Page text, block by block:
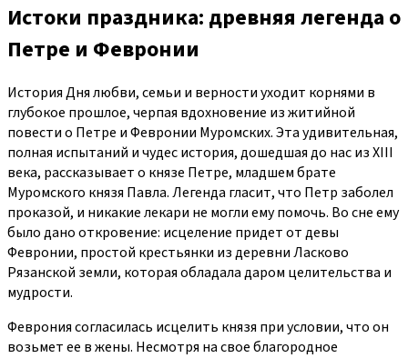
Истоки праздника: древняя легенда о
Петре и Февронии
История Дня любви, семьи и верности уходит корнями в
глубокое прошлое, черпая вдохновение из житийной
повести о Петре и Февронии Муромских. Эта удивительная,
полная испытаний и чудес история, дошедшая до нас из XIII
века, рассказывает о князе Петре, младшем брате
Муромского князя Павла. Легенда гласит, что Петр заболел
проказой, и никакие лекари не могли ему помочь. Во сне ему
было дано откровение: исцеление придет от девы
Февронии, простой крестьянки из деревни Ласково
Рязанской земли, которая обладала даром целительства и
мудрости.
Феврония согласилась исцелить князя при условии, что он
возьмет ее в жены. Несмотря на свое благородное